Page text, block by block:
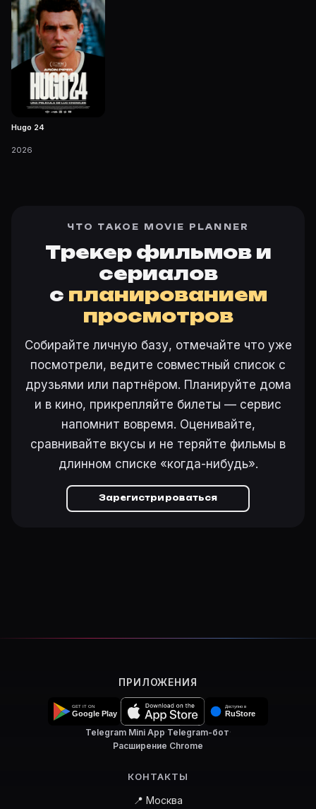
Hugo 24
2026
ЧТО ТАКОЕ MOVIE PLANNER
Трекер фильмов и
сериалов
с планированием
просмотров
Собирайте личную базу, отмечайте что уже
посмотрели, ведите совместный список с
друзьями или партнёром. Планируйте дома
и в кино, прикрепляйте билеты — сервис
напомнит вовремя. Оценивайте,
сравнивайте вкусы и не теряйте фильмы в
длинном списке «когда-нибудь».
Зарегистрироваться
ПРИЛОЖЕНИЯ
Telegram Mini App·Telegram-бот·
Расширение Chrome
КОНТАКТЫ
📍 Москва